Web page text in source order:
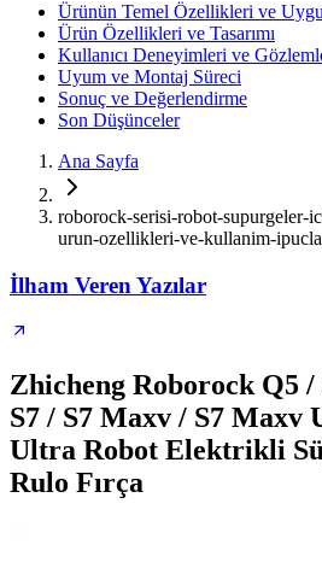
Ürünün Temel Özellikleri ve
Ürün Özellikleri ve Tasarımı
Kullanıcı Deneyimleri ve
Uyum ve Montaj Süreci
Sonuç ve Değerlendirme
Son Düşünceler
Ana Sayfa
roborock-serisi-robot-supurgeler-
urun-ozellikleri-ve-kullanim-
İlham Veren Yazılar
Zhicheng Roborock Q5
S7 / S7 Maxv / S7 Maxv
Ultra Robot Elektrikli
Rulo Fırça